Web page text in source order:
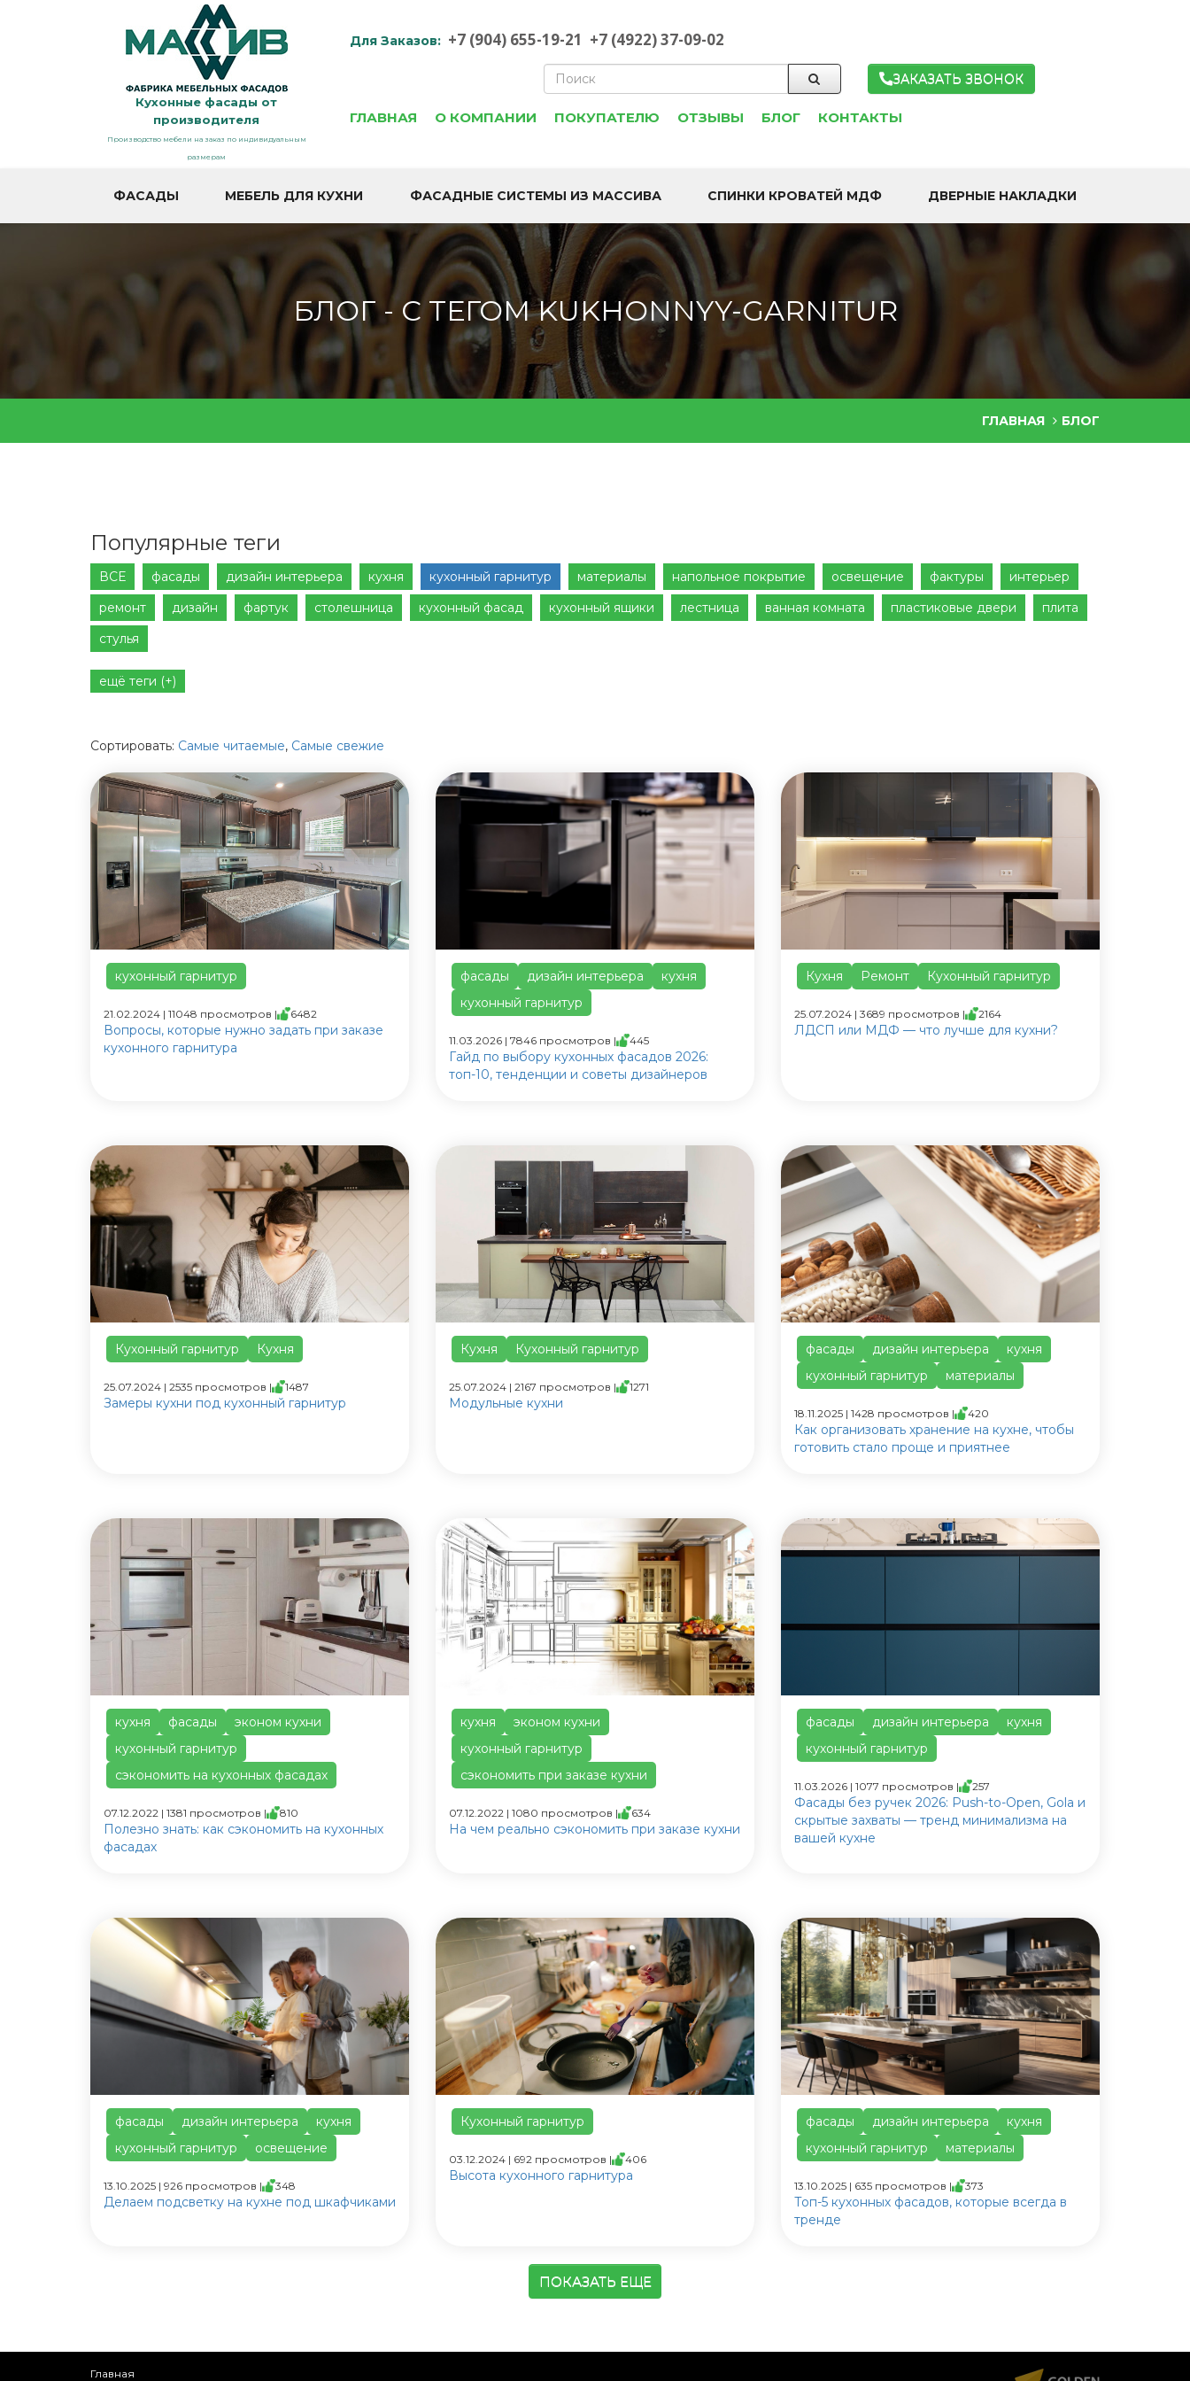
Кухонные фасады от
производителя
Производство мебели на заказ по индивидуальным
размерам
Для Заказов: +7 (904) 655-19-21 +7 (4922) 37-09-02
ЗАКАЗАТЬ ЗВОНОК
ГЛАВНАЯ О КОМПАНИИ ПОКУПАТЕЛЮ ОТЗЫВЫ БЛОГ КОНТАКТЫ
ФАСАДЫ МЕБЕЛЬ ДЛЯ КУХНИ ФАСАДНЫЕ СИСТЕМЫ ИЗ МАССИВА СПИНКИ КРОВАТЕЙ МДФ ДВЕРНЫЕ НАКЛАДКИ
БЛОГ - С ТЕГОМ KUKHONNYY-GARNITUR
ГЛАВНАЯ БЛОГ
Популярные теги
ВСЕ фасады дизайн интерьера кухня кухонный гарнитур материалы напольное покрытие освещение фактуры
интерьер
ремонт
дизайн фартук столешница кухонный фасад кухонный ящики лестница ванная комната пластиковые двери
плита
стулья
ещё теги (+)
Сортировать: Самые читаемые, Самые свежие
кухонный гарнитур
21.02.2024 | 11048 просмотров | 6482
Вопросы, которые нужно задать при заказе
кухонного гарнитура
фасады дизайн интерьера
кухня
кухонный гарнитур
11.03.2026 | 7846 просмотров | 445
Гайд по выбору кухонных фасадов 2026:
топ-10, тенденции и советы дизайнеров
Кухня Ремонт Кухонный гарнитур
25.07.2024 | 3689 просмотров | 2164
ЛДСП или МДФ — что лучше для кухни?
Кухонный гарнитур Кухня
25.07.2024 | 2535 просмотров | 1487
Замеры кухни под кухонный гарнитур
Кухня Кухонный гарнитур
25.07.2024 | 2167 просмотров | 1271
Модульные кухни
фасады дизайн интерьера
кухня
кухонный гарнитур
материалы
18.11.2025 | 1428 просмотров | 420
Как организовать хранение на кухне, чтобы
готовить стало проще и приятнее
кухня фасады
эконом кухни
кухонный гарнитур
сэкономить на кухонных фасадах
07.12.2022 | 1381 просмотров | 810
Полезно знать: как сэкономить на кухонных
фасадах
кухня
эконом кухни
кухонный гарнитур
сэкономить при заказе кухни
07.12.2022 | 1080 просмотров | 634
На чем реально сэкономить при заказе кухни
фасады дизайн интерьера
кухня
кухонный гарнитур
11.03.2026 | 1077 просмотров | 257
Фасады без ручек 2026: Push-to-Open, Gola и
скрытые захваты — тренд минимализма на
вашей кухне
фасады дизайн интерьера
кухня
кухонный гарнитур
освещение
13.10.2025 | 926 просмотров | 348
Делаем подсветку на кухне под шкафчиками
Кухонный гарнитур
03.12.2024 | 692 просмотров | 406
Высота кухонного гарнитура
фасады дизайн интерьера
кухня
кухонный гарнитур
материалы
13.10.2025 | 635 просмотров | 373
Топ-5 кухонных фасадов, которые всегда в
тренде
ПОКАЗАТЬ ЕЩЕ
Главная